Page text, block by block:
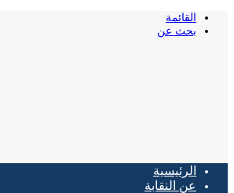
القائمة
بحث عن
الرئيسية
عن النقابة